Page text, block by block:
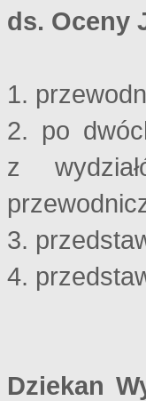
ds. Oceny
1.
2. po
z
3.
4.
Dziekan